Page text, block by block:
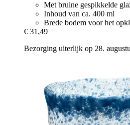
Met bruine gespikkelde
Inhoud van ca. 400 ml
Brede bodem voor het
€ 31,49
Bezorging uiterlijk op 28.